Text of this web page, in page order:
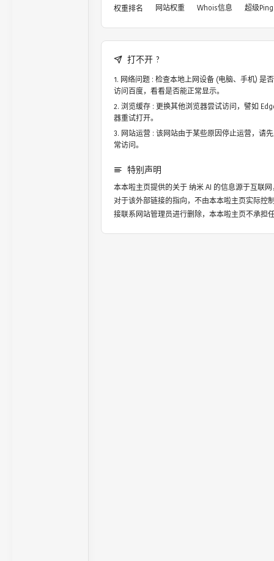
权重排名
网站权重 Whois信息 超级Ping
打不开 ?
网络问题 : 检查本地上网设备 (电脑、手机) 是
访问百度，看看是否能正常显示。
浏览缓存 : 更换其他浏览器尝试访问，譬如
器重试打开。
网站运营 : 该网站由于某些原因停止运营，请
常访问。
特别声明
本本啦主页提供的关于纳米 AI 的信息源于互联
对于该外部链接的指向，不由本本啦主页实际控
接联系网站管理员进行删除，本本啦主页不承担